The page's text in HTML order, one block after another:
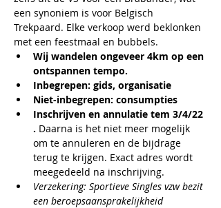
een synoniem is voor Belgisch
Trekpaard. Elke verkoop werd beklonken
met een feestmaal en bubbels.
Wij wandelen ongeveer 4km op een
ontspannen tempo.
Inbegrepen: gids, organisatie
Niet-inbegrepen: consumpties
Inschrijven en annulatie tem 3/4/22
. Daarna is het niet meer mogelijk
om te annuleren en de bijdrage
terug te krijgen. Exact adres wordt
meegedeeld na inschrijving.
Verzekering: Sportieve Singles vzw bezit
een beroepsaansprakelijkheid